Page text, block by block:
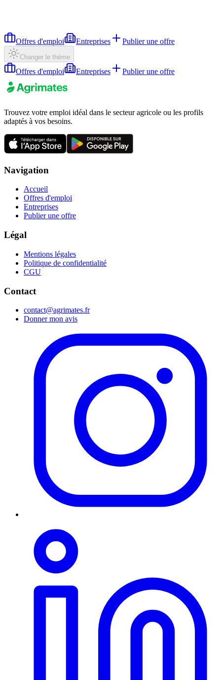
Offres d'emploi Entreprises Publier une offre
Changer le thème
Offres d'emploi Entreprises Publier une offre
Trouvez votre emploi idéal dans le secteur agricole ou les profils
adaptés à vos besoins.
Navigation
Accueil
Offres d'emploi
Entreprises
Publier une offre
Légal
Mentions légales
Politique de confidentialité
CGU
Contact
contact@agrimates.fr
Donner mon avis